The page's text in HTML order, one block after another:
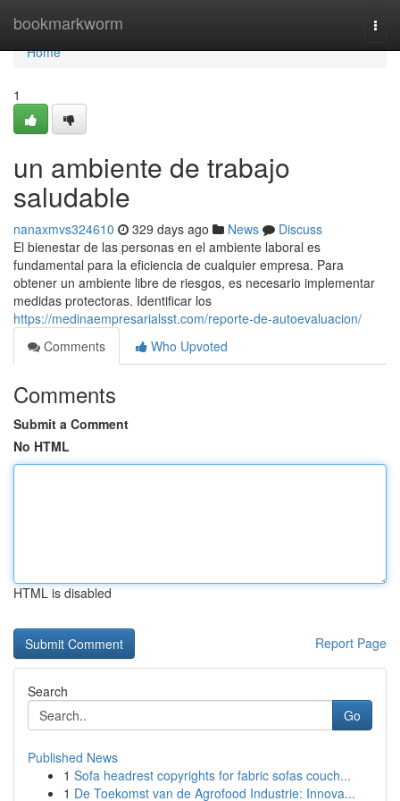
bookmarkworm
Home
Home
1
un ambiente de trabajo
saludable
nanaxmvs324610 329 days ago News
Discuss
El bienestar de las personas en el ambiente laboral es
fundamental para la eficiencia de cualquier empresa. Para
obtener un ambiente libre de riesgos, es necesario implementar
medidas protectoras. Identificar los
https://medinaempresarialsst.com/reporte-de-autoevaluacion/
Comments
Who Upvoted
Comments
Submit a Comment
No HTML
HTML is disabled
Report Page
Search
Go
Published News
1 Sofa headrest copyrights for fabric sofas couch...
1 De Toekomst van de Agrofood Industrie: Innova...